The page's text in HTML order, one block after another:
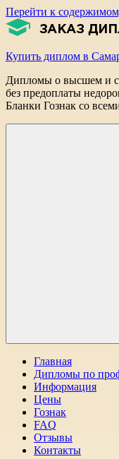
Перейти к
Купить диплом в
Дипломы о высшем и
без предоплаты
Бланки Гознак со
Главная
Дипломы по
Информация
Цены
Гознак
FAQ
Отзывы
Контакты